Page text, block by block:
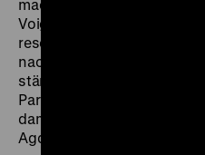
machten Reiz und
Voigt aus. Insofern blieb er
resolute Art der Filmarbeit
nach der Wende
ständig den aufmerksamen
Partner, der mit einem
damit einem Genuss
Agde)